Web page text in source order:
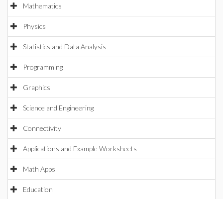
Mathematics
Physics
Statistics and Data Analysis
Programming
Graphics
Science and Engineering
Connectivity
Applications and Example Worksheets
Math Apps
Education